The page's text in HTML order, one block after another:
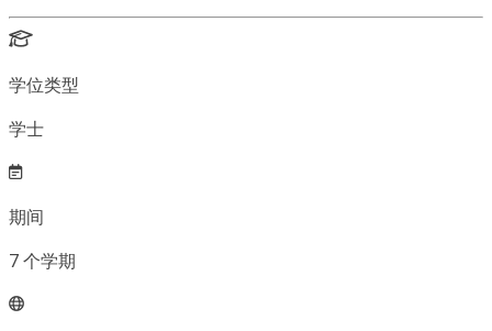
学位类型
学士
期间
7个学期